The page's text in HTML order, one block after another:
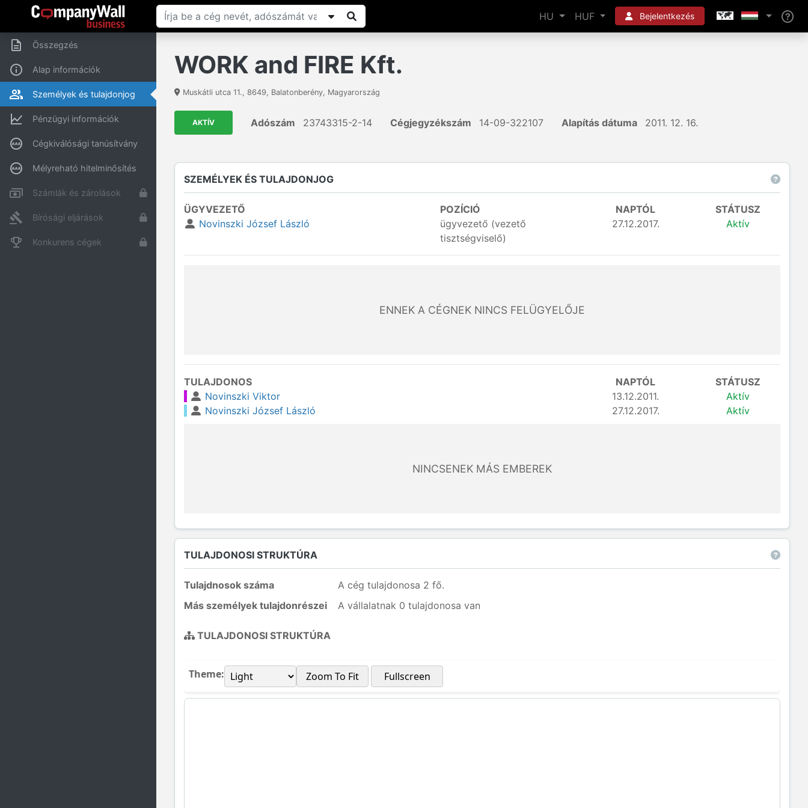
HU HUF Bejelentkezés
Összegzés
Alap információk
Személyek és tulajdonjog
Pénzügyi információk
Cégkiválósági tanúsítvány
Mélyreható hitelminősítés
Számlák és zárolások
Bírósági eljárások
Konkurens cégek
WORK and FIRE Kft.
Muskátli utca 11., 8649, Balatonberény, Magyarország
AKTÍV Adószám 23743315-2-14 Cégjegyzékszám 14-09-322107 Alapítás dátuma 2011. 12. 16.
SZEMÉLYEK ÉS TULAJDONJOG
ÜGYVEZETŐ POZÍCIÓ NAPTÓL
STÁTUSZ
Novinszki József László
ügyvezető (vezető
tisztségviselő)
27.12.2017. Aktív
ENNEK A CÉGNEK NINCS FELÜGYELŐJE
TULAJDONOS NAPTÓL
STÁTUSZ
Novinszki Viktor
13.12.2011.
Aktív
Novinszki József László
27.12.2017. Aktív
NINCSENEK MÁS EMBEREK
TULAJDONOSI STRUKTÚRA
Tulajdnosok száma
A cég tulajdonosa 2 fő.
Más személyek tulajdonrészei
A vállalatnak 0 tulajdonosa van
TULAJDONOSI STRUKTÚRA
Theme: Zoom To Fit Fullscreen